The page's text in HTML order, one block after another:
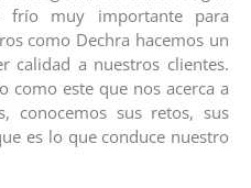
frío muy importante para
como Dechra hacemos un
calidad a nuestros clientes.
como este que nos acerca a
conocemos sus retos, sus
es lo que conduce nuestro